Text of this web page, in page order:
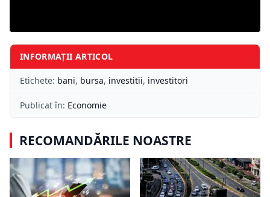
INFORMAȚII ARTICOL
Etichete: bani, bursa, investitii, investitori
Publicat în: Economie
RECOMANDĂRILE NOASTRE